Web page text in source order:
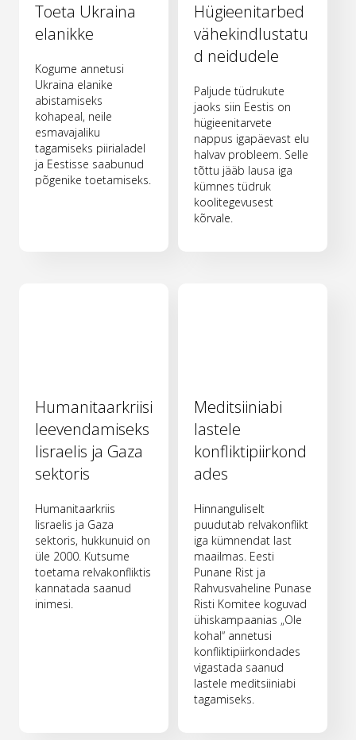
Toeta Ukraina
elanikke
Kogume annetusi
Ukraina elanike
abistamiseks
kohapeal, neile
esmavajaliku
tagamiseks piirialadel
ja Eestisse saabunud
põgenike toetamiseks.
Hügieenitarbed
vähekindlustatu
d neidudele
Paljude tüdrukute
jaoks siin Eestis on
hügieenitarvete
nappus igapäevast elu
halvav probleem. Selle
tõttu jääb lausa iga
kümnes tüdruk
koolitegevusest
kõrvale.
Humanitaarkriisi
leevendamiseks
Iisraelis ja Gaza
sektoris
Humanitaarkriis
Iisraelis ja Gaza
sektoris, hukkunuid on
üle 2000. Kutsume
toetama relvakonfliktis
kannatada saanud
inimesi.
Meditsiiniabi
lastele
konfliktipiirkond
ades
Hinnanguliselt
puudutab relvakonflikt
iga kümnendat last
maailmas. Eesti
Punane Rist ja
Rahvusvaheline Punase
Risti Komitee koguvad
ühiskampaanias „Ole
kohal“ annetusi
konfliktipiirkondades
vigastada saanud
lastele meditsiiniabi
tagamiseks.